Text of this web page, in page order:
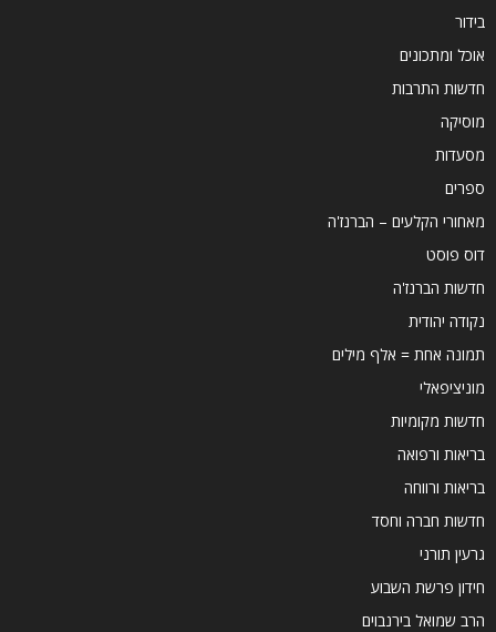
בידור
אוכל ומתכונים
חדשות התרבות
מוסיקה
מסעדות
ספרים
מאחורי הקלעים – הברנז'ה
דוס פוסט
חדשות הברנז'ה
נקודה יהודית
תמונה אחת = אלף מילים
מוניציפאלי
חדשות מקומיות
בריאות ורפואה
בריאות ורווחה
חדשות חברה וחסד
גרעין תורני
חידון פרשת השבוע
הרב שמואל בירנבוים